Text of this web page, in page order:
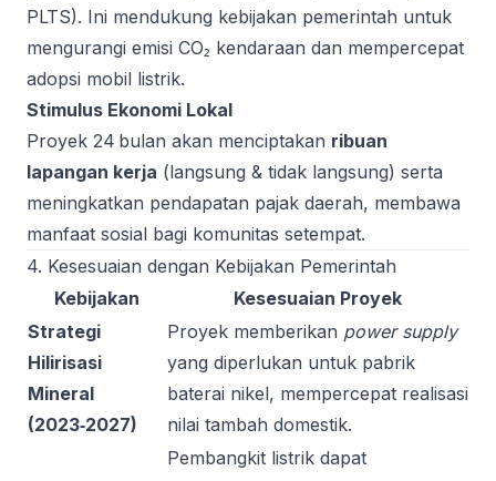
PLTS). Ini mendukung kebijakan pemerintah untuk
mengurangi emisi CO₂ kendaraan dan mempercepat
adopsi mobil listrik.
Stimulus Ekonomi Lokal
Proyek 24 bulan akan menciptakan ribuan
lapangan kerja (langsung & tidak langsung) serta
meningkatkan pendapatan pajak daerah, membawa
manfaat sosial bagi komunitas setempat.
4. Kesesuaian dengan Kebijakan Pemerintah
Kebijakan
Kesesuaian Proyek
Strategi
Hilirisasi
Mineral
(2023‑2027)
Proyek memberikan power supply
yang diperlukan untuk pabrik
baterai nikel, mempercepat realisasi
nilai tambah domestik.
Pembangkit listrik dapat